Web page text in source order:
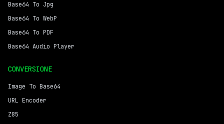
Base64 To Jpg
Base64 To WebP
Base64 To PDF
Base64 Audio Player
CONVERSIONE
Image To Base64
URL Encoder
Z85